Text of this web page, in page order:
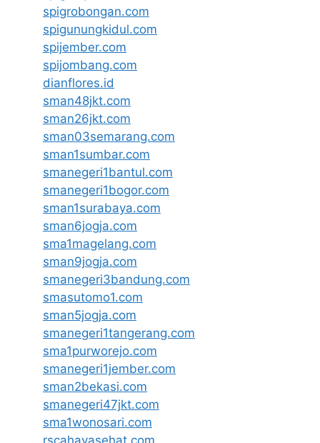
spigrobongan.com
spigunungkidul.com
spijember.com
spijombang.com
dianflores.id
sman48jkt.com
sman26jkt.com
sman03semarang.com
sman1sumbar.com
smanegeri1bantul.com
smanegeri1bogor.com
sman1surabaya.com
sman6jogja.com
sma1magelang.com
sman9jogja.com
smanegeri3bandung.com
smasutomo1.com
sman5jogja.com
smanegeri1tangerang.com
sma1purworejo.com
smanegeri1jember.com
sman2bekasi.com
smanegeri47jkt.com
sma1wonosari.com
rscahayasehat.com